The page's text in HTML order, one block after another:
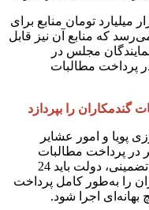
وجود در بودجه سال 1405، 550 هزار میلیارد تومان منابع برای
که منابع آن نیز قابل
مجلس در
پرداخت مطالبات
پویا و امور عشایر
پرداخت مطالبات
گندم‌کاران گفت: به موجب قانون خرید تضمینی، دولت باید 24
را به‌طور کامل پرداخت
بهانه‌ای اجرا شود.